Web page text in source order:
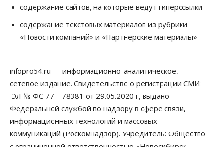
В Новосибирской области число дел о
банкротстве с начала года выросло на 7,2 %
10 Августа 2026, 12:00
НГУ обновил рекорд по числу абитуриентов
10 Августа 2026, 11:30
Полмиллиарда направят на доплаты
начальникам полиции Новосибирской области
содержание сайтов, на которые ведут гиперссылки
содержание текстовых материалов из рубрики
«Новости компаний» и «Партнерские материалы»
infopro54.ru — информационно-аналитическое,
сетевое издание. Свидетельство о регистрации СМИ:
ЭЛ № ФС 77 – 78381 от 29.05.2020 г, выдано
Федеральной службой по надзору в сфере связи,
информационных технологий и массовых
коммуникаций (Роскомнадзор). Учредитель: Общество